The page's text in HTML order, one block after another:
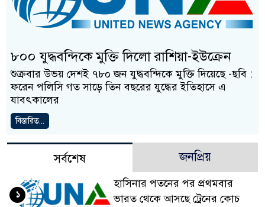
৮০০ যুদ্ধবন্দিকে মুক্তি দিলো রাশিয়া-ইউক্রেন
শুক্রবার উভয় দেশই ৭৮০ জন যুদ্ধবন্দিকে মুক্তি দিয়েছে -ছবি :
ফরেন পলিসি গত সাড়ে তিন বছরের যুদ্ধের ইতিহাসে এ
যাবৎকালের
বিস্তারিত...
সর্বশেষ জনপ্রিয়
হাসিনার পতনের পর প্রথমবার
ভারত থেকে আসছে ট্রেনের কোচ
১